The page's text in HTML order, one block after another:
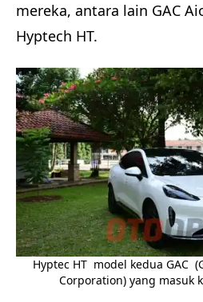
mereka, antara lain GAC
Hyptech HT.
Hyptec HT model kedua GAC
Corporation) yang masuk